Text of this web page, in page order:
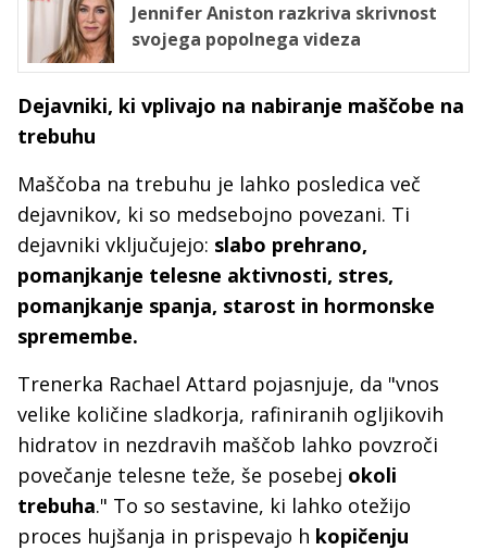
Jennifer Aniston razkriva skrivnost
svojega popolnega videza
Dejavniki, ki vplivajo na nabiranje maščobe na
trebuhu
Maščoba na trebuhu je lahko posledica več
dejavnikov, ki so medsebojno povezani. Ti
dejavniki vključujejo: slabo prehrano,
pomanjkanje telesne aktivnosti, stres,
pomanjkanje spanja, starost in hormonske
spremembe.
Trenerka Rachael Attard pojasnjuje, da "vnos
velike količine sladkorja, rafiniranih ogljikovih
hidratov in nezdravih maščob lahko povzroči
povečanje telesne teže, še posebej okoli
trebuha." To so sestavine, ki lahko otežijo
proces hujšanja in prispevajo h kopičenju